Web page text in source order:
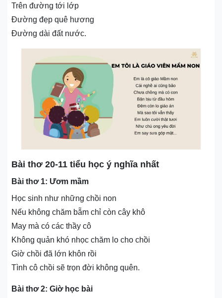
Trên đường tới lớp
Đường đẹp quê hương
Đường dài đất nước.
Bài thơ 20-11 tiểu học ý nghĩa nhất
Bài thơ 1: Ươm mầm
Học sinh như những chồi non
Nếu không chăm bẵm chỉ còn cây khô
May mà có các thầy cô
Không quản khó nhọc chăm lo cho chồi
Giờ chồi đã lớn khôn rồi
Tình cô chồi sẽ trọn đời không quên.
Bài thơ 2: Giờ học bài